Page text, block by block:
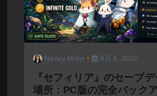
Nancy Miller 8月 5, 2026
『セフィリア』のセーブ
場所：PC版の完全バック